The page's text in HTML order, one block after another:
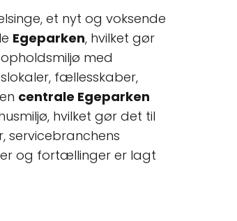
et nyt og voksende
Egeparken, hvilket gør
med
fællesskaber,
centrale Egeparken
hvilket gør det til
servicebranchens
og fortællinger er lagt